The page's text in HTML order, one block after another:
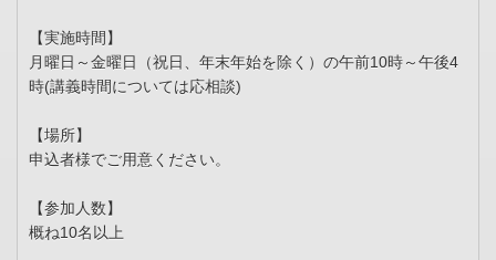
【実施時間】
月曜日～金曜日（祝日、年末年始を除く）の午前10時～午後4
時(講義時間については応相談)
【場所】
申込者様でご用意ください。
【参加人数】
概ね10名以上